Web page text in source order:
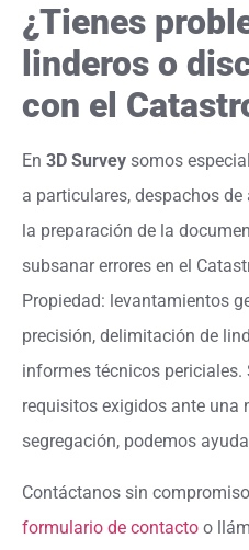
¿Tienes
linderos o
con el
En 3D Survey somos
a particulares, despachos
la preparación de la
subsanar errores en el
Propiedad: levantamientos
precisión, delimitación de
informes técnicos
requisitos exigidos ante
segregación, podemos
Contáctanos sin
formulario de contacto o